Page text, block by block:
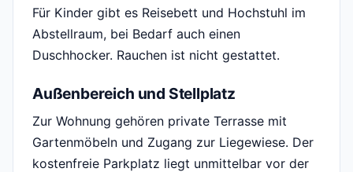
Für Kinder gibt es Reisebett und Hochstuhl im
Abstellraum, bei Bedarf auch einen
Duschhocker. Rauchen ist nicht gestattet.
Außenbereich und Stellplatz
Zur Wohnung gehören private Terrasse mit
Gartenmöbeln und Zugang zur Liegewiese. Der
kostenfreie Parkplatz liegt unmittelbar vor der